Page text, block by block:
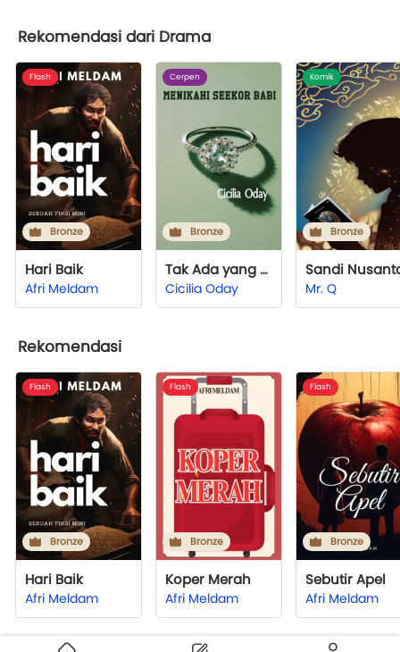
Rekomendasi dari Drama
Flash
Bronze
Hari Baik
Afri Meldam
Cerpen
Bronze
Tak Ada yang Sia-sia dalam Hidup Termasuk Menikahi Seekor Babi
Cicilia Oday
Komik
Bronze
Mr. Q
Rekomendasi
Flash
Bronze
Hari Baik
Afri Meldam
Flash
Bronze
Koper Merah
Afri Meldam
Flash
Bronze
Sebutir Apel
Afri Meldam